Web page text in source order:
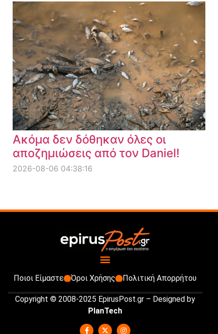
Ακόμα δεν δόθηκαν όλες οι
αποζημιώσεις από τον Daniel!
2026-08-06 04:38:16
Ποιοι Είμαστε Όροι Χρήσης Πολιτική Απορρήτου
Copyright © 2008-2025 EpirusPost.gr – Designed by
PlanTech